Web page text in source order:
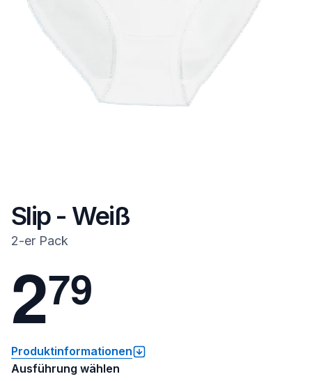
Slip - Weiß
2-er Pack
279
Produktinformationen
Ausführung wählen